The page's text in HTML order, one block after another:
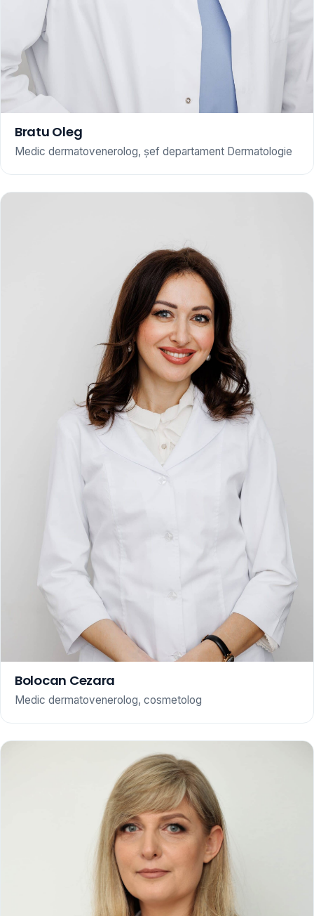
Bratu Oleg
Medic dermatovenerolog, șef departament Dermatologie
Bolocan Cezara
Medic dermatovenerolog, cosmetolog